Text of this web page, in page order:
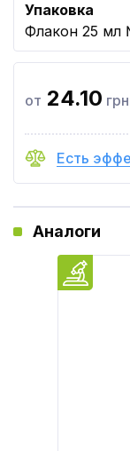
Упаковка
Флакон 25 мл
от 24.10 грн
Есть
Аналоги